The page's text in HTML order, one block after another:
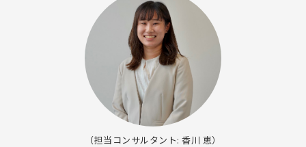
（担当コンサルタント: 香川 恵）